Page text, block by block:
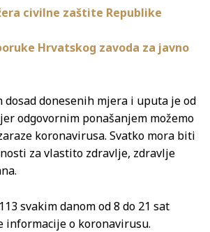
civilne zaštite Republike
Hrvatskog zavoda za javno
dosad donesenih mjera i uputa je od
odgovornim ponašanjem možemo
koronavirusa. Svatko mora biti
za vlastito zdravlje, zdravlje
svakim danom od 8 do 21 sat
informacije o koronavirusu.